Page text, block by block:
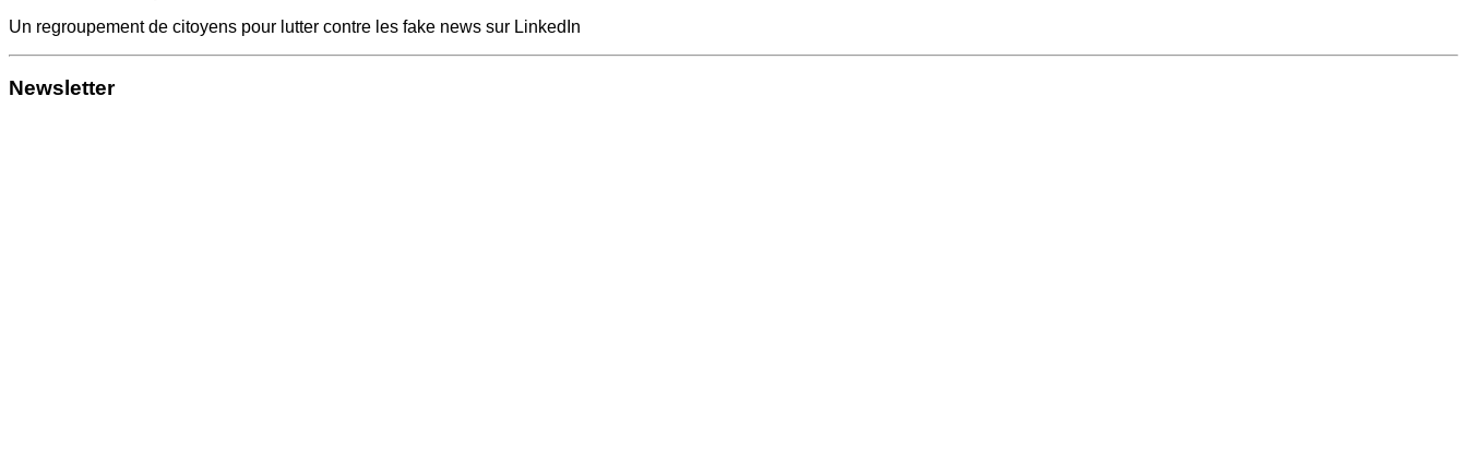
Un regroupement de citoyens pour lutter contre les fake news sur LinkedIn
Newsletter